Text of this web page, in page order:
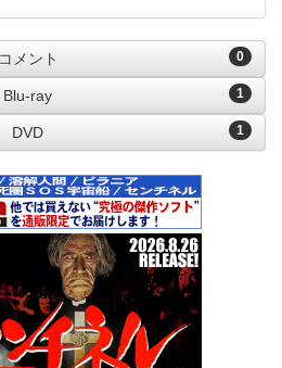
0
コメント
1
Blu-ray
1
DVD